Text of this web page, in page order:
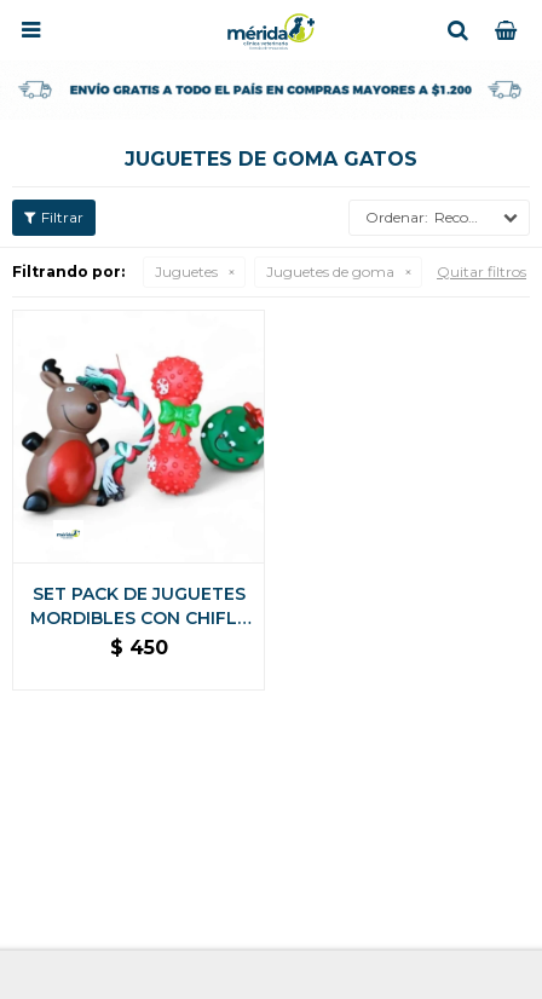

JUGUETES DE GOMA GATOS
Recomendados
Filtrando por: Juguetes Juguetes de goma Quitar filtros
SET PACK DE JUGUETES
MORDIBLES CON CHIFLE
ANTI ANSIEDAD
$ 450